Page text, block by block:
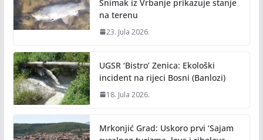
Snimak iz Vrbanje prikazuje stanje
na terenu
23. Jula 2026.
UGSR ‘Bistro’ Zenica: Ekološki
incident na rijeci Bosni (Banlozi)
18. Jula 2026.
Mrkonjić Grad: Uskoro prvi ‘Sajam